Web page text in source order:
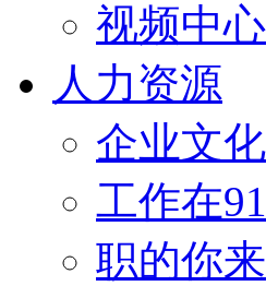
视频中心
人力资源
企业文化
工作在
职的你来